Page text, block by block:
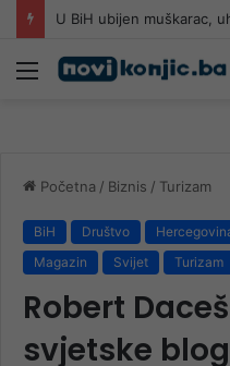
Meni
Početna / Biznis / Turizam
BiH Društvo
Magazin
Svijet Turizam
Robert
svjetske